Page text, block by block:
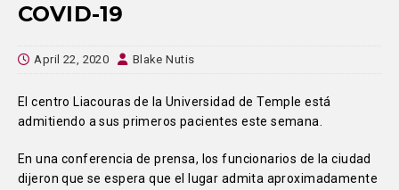
COVID-19
April 22, 2020 Blake Nutis
El centro Liacouras de la Universidad de Templeestá
admitiendo a sus primeros pacientes este semana.
En una conferencia de prensa, los funcionarios de la ciudad
dijeron que se espera que el lugar admita aproximadamente